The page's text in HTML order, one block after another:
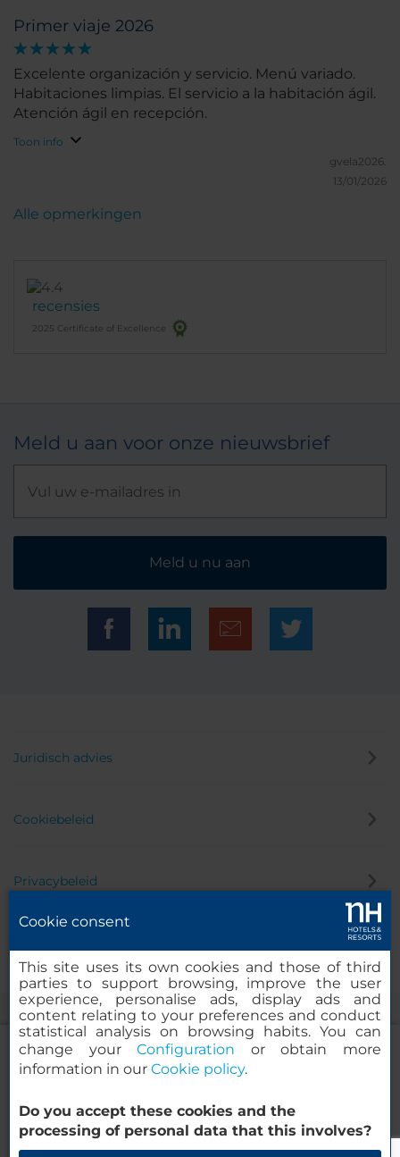
NH Collection Quito Royal
Primer viaje 2026
Excelente organización y servicio. Menú variado.
Habitaciones limpias. El servicio a la habitación ágil.
Atención ágil en recepción.
Toon info
gvela2026.
13/01/2026
recensies
2025 Certificate of Excellence
Alle opmerkingen
Meld u aan voor onze nieuwsbrief
Meld u nu aan
Juridisch advies
Cookiebeleid
Privacybeleid
© 2000-2026 MINOR HOTELS EUROPE & AMERICAS Santa Engracia
Cookie consent
This site uses its own cookies and those of third
parties to support browsing, improve the user
experience, personalise ads, display ads and
content relating to your preferences and conduct
statistical analysis on browsing habits. You can
change yourConfiguration or obtain more
information in our Cookie policy.
Do you accept these cookies and the
processing of personal data that this involves?